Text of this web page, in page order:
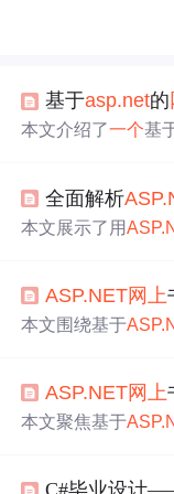
基于asp.net的
本文介绍了一个基
录、购物车、图书
管理界面，便于书
全面解析
本文展示了用
优化，还进行系统
购物车及支付集成
ASP.NET网上
本文围绕基于
子商务功能实现，
定性与可扩展性优
ASP.NET网上
本文聚焦基于